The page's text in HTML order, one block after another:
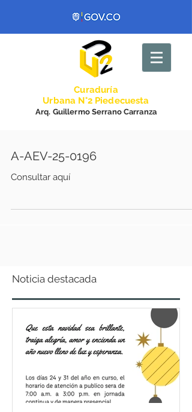
Curaduría
Urbana N°2 Piedecuesta
Arq. Guillermo Serrano Carranza
A-AEV-25-0196
Consultar aquí
Noticia destacada